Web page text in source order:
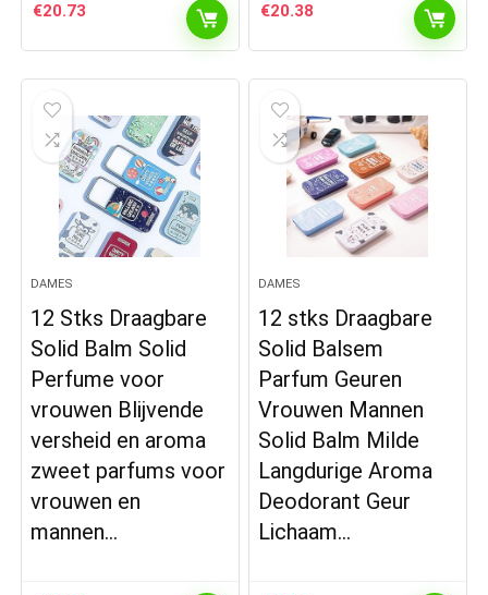
€20.73 €20.38
DAMES
12 Stks Draagbare
Solid Balm Solid
Perfume voor
vrouwen Blijvende
versheid en aroma
zweet parfums voor
vrouwen en
mannen…
DAMES
12 stks Draagbare
Solid Balsem
Parfum Geuren
Vrouwen Mannen
Solid Balm Milde
Langdurige Aroma
Deodorant Geur
Lichaam…